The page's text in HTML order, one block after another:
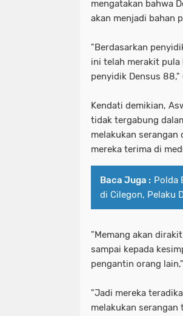
mengatakan bahwa
akan menjadi bahan
"Berdasarkan
ini telah merakit pula
penyidik Densus
Kendati demikian,
tidak tergabung
melakukan
mereka terima di
Baca Juga : Polda
di Cilegon, Pelaku
"Memang akan
sampai kepada
pengantin orang
"Jadi mereka
melakukan